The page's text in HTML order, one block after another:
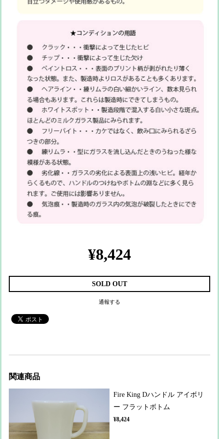
¥8,424
SOLD OUT
通報する
関連商品
Fire King Dハンドル アイボリ
ー フラットボトム
¥8,424